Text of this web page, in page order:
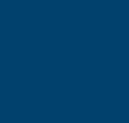
website)
externe